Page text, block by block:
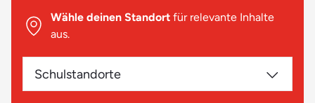
Wähle deinen Standort für relevante Inhalte
aus.
Schulstandorte